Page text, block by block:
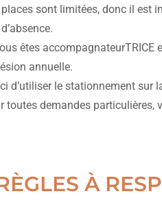
sont limitées, donc il est
êtes accompagnateurTRICE
annuelle.
d’utiliser le stationnement sur
toutes demandes particulières,
À